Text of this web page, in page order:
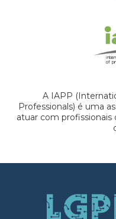
A IAPP
Professionals) é uma
atuar com profissionais